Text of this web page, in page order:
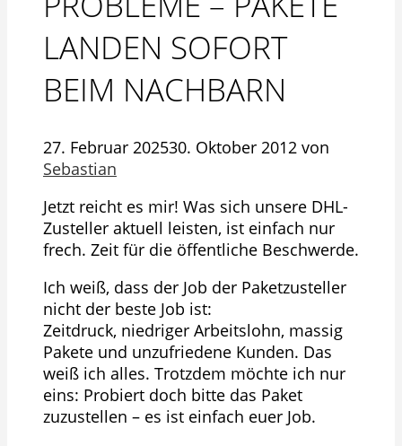
LANDEN SOFORT
BEIM NACHBARN
27. Februar 202530. Oktober 2012 von
Sebastian
Jetzt reicht es mir! Was sich unsere DHL-
Zusteller aktuell leisten, ist einfach nur
frech. Zeit für die öffentliche Beschwerde.
Ich weiß, dass der Job der Paketzusteller
nicht der beste Job ist:
Zeitdruck, niedriger Arbeitslohn, massig
Pakete und unzufriedene Kunden. Das
weiß ich alles. Trotzdem möchte ich nur
eins: Probiert doch bitte das Paket
zuzustellen – es ist einfach euer Job.